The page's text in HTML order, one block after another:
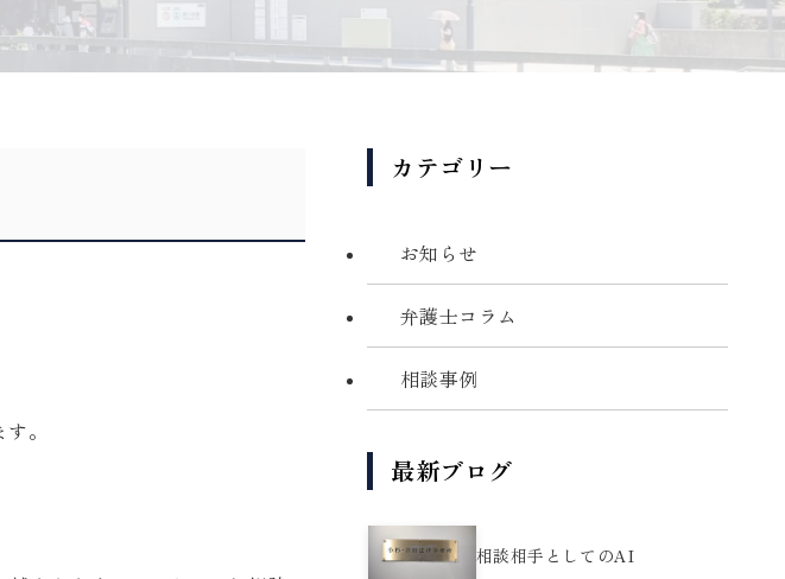
。
カテゴリー
お知らせ
弁護士コラム
相談事例
最新ブログ
相談相手としてのAI